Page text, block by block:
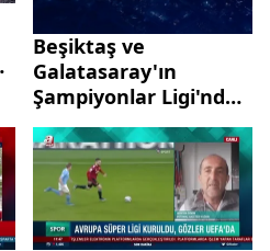
Beşiktaş ve
Galatasaray'ın
Şampiyonlar Ligi'nde
muhtemel rakipleri
belli oldu!